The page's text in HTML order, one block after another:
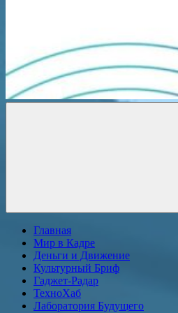
Главная
Мир в Кадре
Деньги и Движение
Культурный Бриф
Гаджет-Радар
ТехноХаб
Лаборатория Будущего